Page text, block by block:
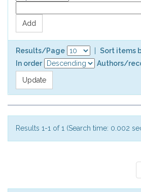
Results/Page
Sort items
In order
Authors/
Results 1-1 of 1 (Search time: 0.002